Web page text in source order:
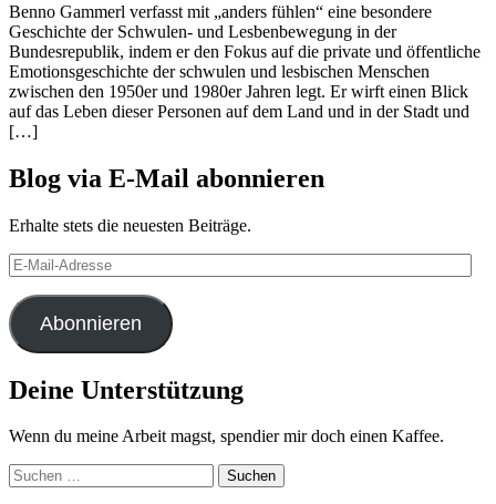
Benno Gammerl verfasst mit „anders fühlen“ eine besondere
Geschichte der Schwulen- und Lesbenbewegung in der
Bundesrepublik, indem er den Fokus auf die private und öffentliche
Emotionsgeschichte der schwulen und lesbischen Menschen
zwischen den 1950er und 1980er Jahren legt. Er wirft einen Blick
auf das Leben dieser Personen auf dem Land und in der Stadt und
[…]
Blog via E-Mail abonnieren
Erhalte stets die neuesten Beiträge.
E-
Mail-
Adresse
Abonnieren
Deine Unterstützung
Wenn du meine Arbeit magst, spendier mir doch einen Kaffee.
Suchen
nach: